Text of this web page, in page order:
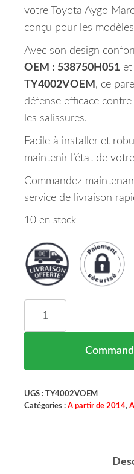
votre Toyota Aygo
conçu pour les
Avec son design
OEM : 538750H051 et
TY4002VOEM , ce
défense efficace
les salissures.
Facile à installer et
maintenir l’état de
Commandez
service de livraison
10 en stock
UGS : TY4002VOEM
Catégories : A partir de 2014,